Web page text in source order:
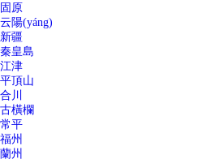
固原
云陽(yáng)
新疆
秦皇島
江津
平頂山
合川
古橫欄
常平
福州
蘭州